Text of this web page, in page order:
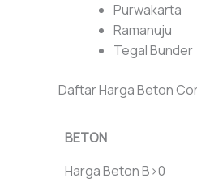
Purwakarta
Ramanuju
Tegal Bunder
Daftar Harga Beton
BETON
Harga Beton B>0